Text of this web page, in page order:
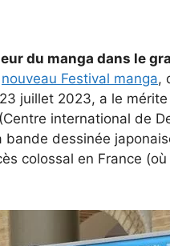
du manga dans le
nouveau Festival manga,
juillet 2023, a le
international de
dessinée
colossal en France